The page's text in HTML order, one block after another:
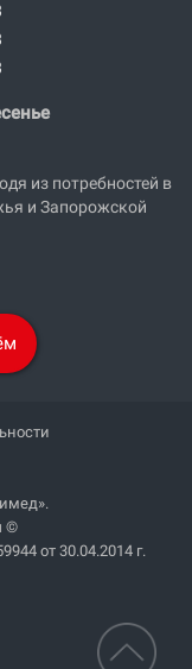
из потребностей в
и Запорожской
©
от 30.04.2014 г.